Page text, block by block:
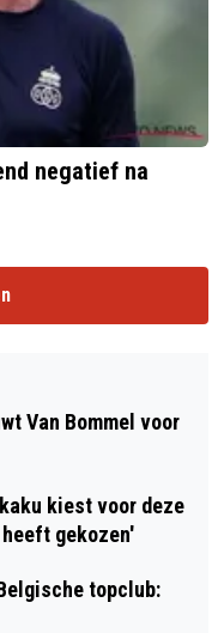
negatief na
Van Bommel voor
kiest voor deze
gekozen'
topclub: